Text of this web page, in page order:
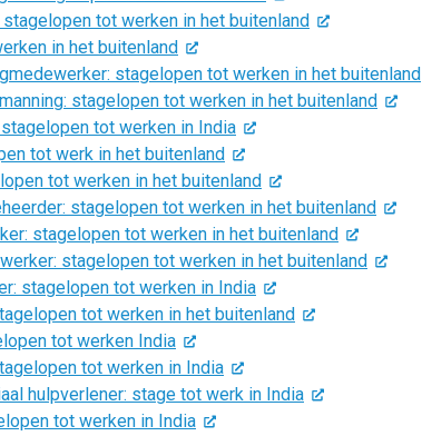
tot werken in het buitenland
in het buitenland
stagelopen tot werken in het buitenland
stagelopen tot werken in het buitenland
tot werken in India
tot werk in het buitenland
tot werken in het buitenland
stagelopen tot werken in het buitenland
stagelopen tot werken in het buitenland
stagelopen tot werken in het buitenland
stagelopen tot werken in India
tot werken in het buitenland
tot werken India
tot werken in India
hulpverlener: stage tot werk in India
tot werken in India